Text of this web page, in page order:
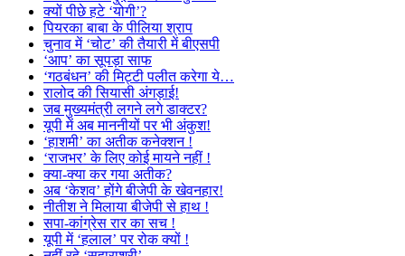
क्यों पीछे हटे ‘योगी’?
पियरका बाबा के पीलिया श्राप
चुनाव में ‘चोट’ की तैयारी में बीएसपी
‘आप’ का सूपड़ा साफ
‘गठबंधन’ की मिट्टी पलीत करेगा ये…
रालोद की सियासी अंगड़ाई!
जब मुख्यमंत्री लगने लगे डाक्टर?
यूपी में अब माननीयों पर भी अंकुश!
‘हाशमी’ का अतीक कनेक्शन !
‘राजभर’ के लिए कोई मायने नहीं !
क्या-क्या कर गया अतीक?
अब ‘केशव’ होंगे बीजेपी के खेवनहार!
नीतीश ने मिलाया बीजेपी से हाथ !
सपा-कांग्रेस रार का सच !
यूपी में ‘हलाल’ पर रोक क्यों !